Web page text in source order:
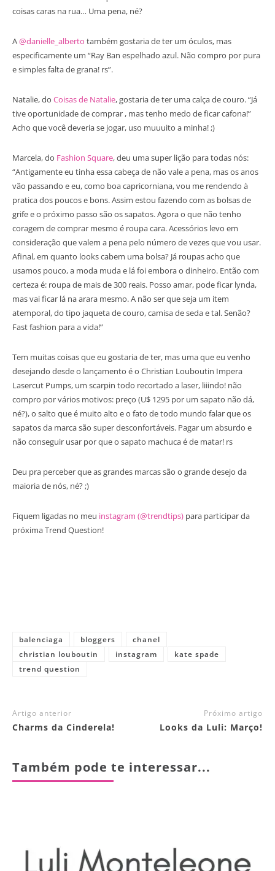
coisas caras na rua… Uma pena, né?
A@danielle_alberto também gostaria de ter um óculos, mas
especificamente um “Ray Ban espelhado azul. Não compro por pura
e simples falta de grana! rs”.
Natalie, do Coisas de Natalie, gostaria de ter uma calça de couro. “Já
tive oportunidade de comprar , mas tenho medo de ficar cafona!”
Acho que você deveria se jogar, uso muuuito a minha! ;)
Marcela, do Fashion Square, deu uma super lição para todas nós:
“Antigamente eu tinha essa cabeça de não vale a pena, mas os anos
vão passando e eu, como boa capricorniana, vou me rendendo à
pratica dos poucos e bons. Assim estou fazendo com as bolsas de
grife e o próximo passo são os sapatos. Agora o que não tenho
coragem de comprar mesmo é roupa cara. Acessórios levo em
consideração que valem a pena pelo número de vezes que vou usar.
Afinal, em quanto looks cabem uma bolsa? Já roupas acho que
usamos pouco, a moda muda e lá foi embora o dinheiro. Então com
certeza é: roupa de mais de 300 reais. Posso amar, pode ficar lynda,
mas vai ficar lá na arara mesmo. A não ser que seja um item
atemporal, do tipo jaqueta de couro, camisa de seda e tal. Senão?
Fast fashion para a vida!”
Tem muitas coisas que eu gostaria de ter, mas uma que eu venho
desejando desde o lançamento é o Christian Louboutin Impera
Lasercut Pumps, um scarpin todo recortado a laser, liiindo! não
compro por vários motivos: preço (U$ 1295 por um sapato não dá,
né?), o salto que é muito alto e o fato de todo mundo falar que os
sapatos da marca são super desconfortáveis. Pagar um absurdo e
não conseguir usar por que o sapato machuca é de matar! rs
Deu pra perceber que as grandes marcas são o grande desejo da
maioria de nós, né? ;)
Fiquem ligadas no meu instagram (@trendtips) para participar da
próxima Trend Question!
balenciaga bloggers
chanel
christian louboutin
instagram
kate spade
trend question
Artigo anterior
Charms da Cinderela!
Próximo artigo
Looks da Luli: Março!
Também pode te interessar...